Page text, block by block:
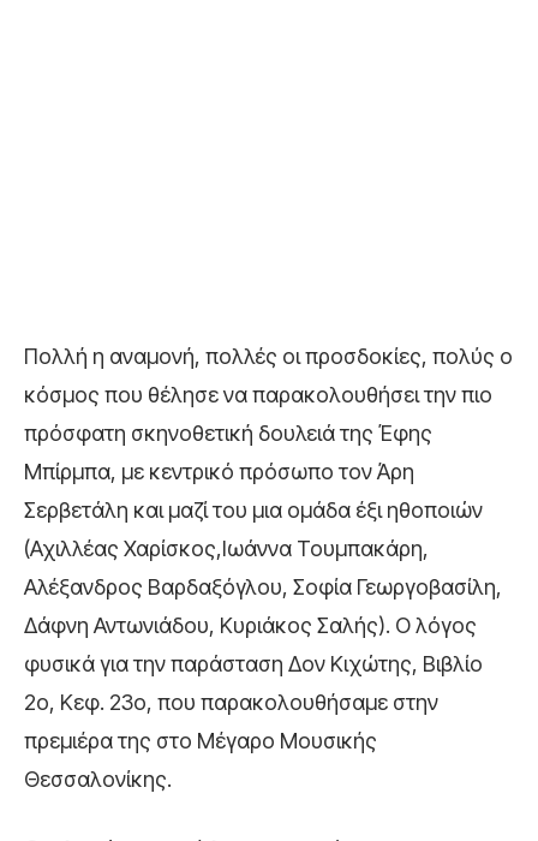
Πολλή η αναμονή, πολλές οι προσδοκίες, πολύς ο
κόσμος που θέλησε να παρακολουθήσει την πιο
πρόσφατη σκηνοθετική δουλειά της Έφης
Μπίρμπα, με κεντρικό πρόσωπο τον Άρη
Σερβετάλη και μαζί του μια ομάδα έξι ηθοποιών
(Αχιλλέας Χαρίσκος,Ιωάννα Τουμπακάρη,
Αλέξανδρος Βαρδαξόγλου, Σοφία Γεωργοβασίλη,
Δάφνη Αντωνιάδου, Κυριάκος Σαλής). Ο λόγος
φυσικά για την παράσταση Δον Κιχώτης, Βιβλίο
2ο, Κεφ. 23ο, που παρακολουθήσαμε στην
πρεμιέρα της στο Μέγαρο Μουσικής
Θεσσαλονίκης.